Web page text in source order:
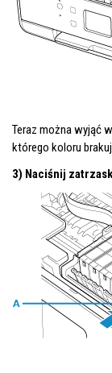
Teraz można wyjąć
którego koloru
3) Naciśnij